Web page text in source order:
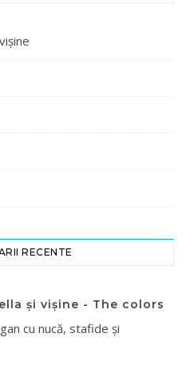
RECENTE
și vișine - The colors
cu nucă, stafide și